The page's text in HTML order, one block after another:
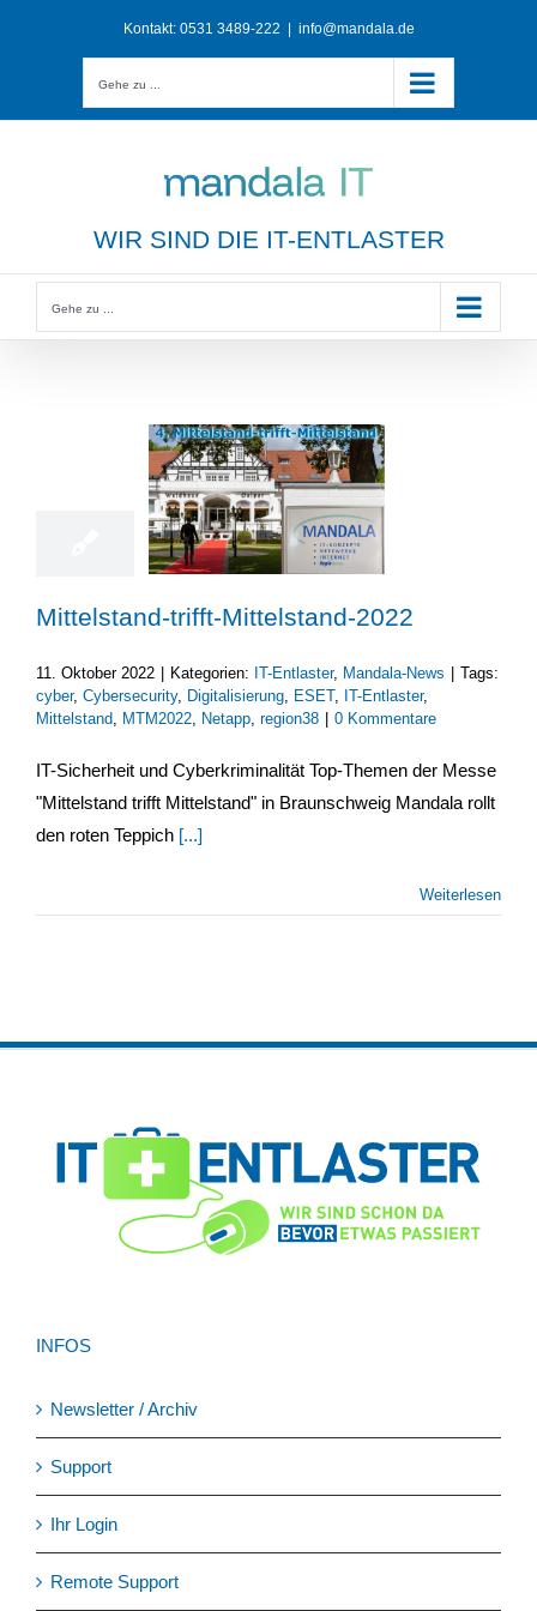
Kontakt: 0531 3489-222 info@mandala.de
Gehe zu ...
WIR SIND DIE IT-ENTLASTER
Gehe zu ...
Mittelstand-trifft-Mittelstand-2022
11. Oktober 2022 | Kategorien: IT-Entlaster, Mandala-News | Tags:
cyber, Cybersecurity, Digitalisierung ESET, IT-Entlaster,
Mittelstand MTM2022 Netapp region38 | 0 Kommentare
IT-Sicherheit und Cyberkriminalität Top-Themen der Messe
"Mittelstand trifft Mittelstand" in Braunschweig Mandala rollt
den roten Teppich [...]
Weiterlesen
INFOS
Newsletter / Archiv
Support
Ihr Login
Remote Support